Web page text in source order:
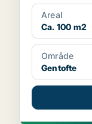
Areal
Ca. 100 m2
Område
Gentofte